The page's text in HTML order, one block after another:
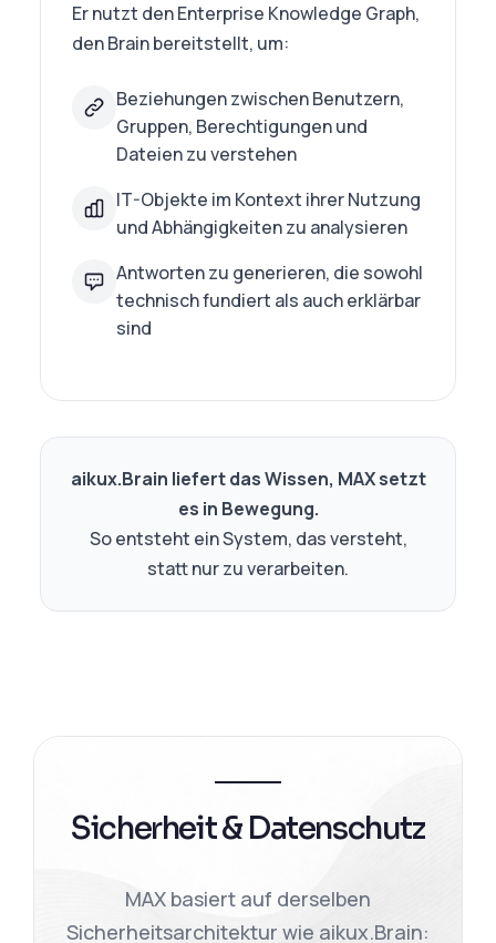
Er nutzt den Enterprise Knowledge Graph,
den Brain bereitstellt, um:
Beziehungen zwischen Benutzern,
Gruppen, Berechtigungen und
Dateien zu verstehen
IT-Objekte im Kontext ihrer Nutzung
und Abhängigkeiten zu analysieren
Antworten zu generieren, die sowohl
technisch fundiert als auch erklärbar
sind
aikux.Brain liefert das Wissen, MAX setzt
es in Bewegung.
So entsteht ein System, das versteht,
statt nur zu verarbeiten.
Sicherheit & Datenschutz
MAX basiert auf derselben
Sicherheitsarchitektur wie aikux.Brain: